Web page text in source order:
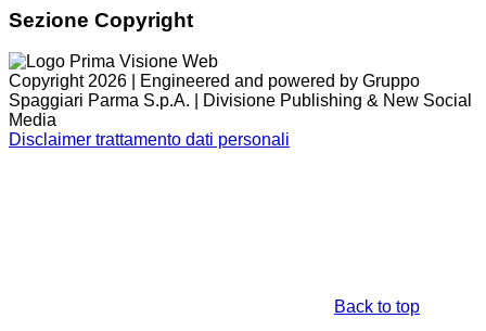
Sezione Copyright
Copyright 2026 | Engineered and powered by Gruppo
Spaggiari Parma S.p.A. | Divisione Publishing & New Social
Media
Disclaimer trattamento dati personali
Back to top